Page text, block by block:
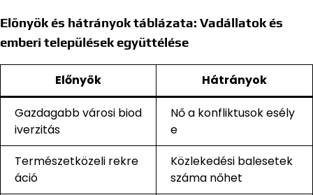
Előnyök és hátrányok táblázata: Vadállatok és
emberi települések együttélése
Előnyök Hátrányok
Gazdagabb városi biod
iverzitás
Nő a konfliktusok esély
e
Természetközeli rekre
áció
Közlekedési balesetek
száma nőhet